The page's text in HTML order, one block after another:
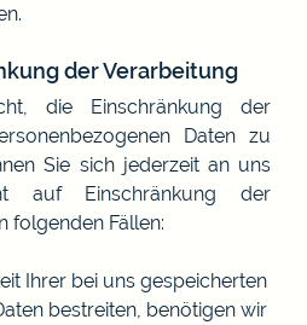
der Verarbeitung
die Einschränkung der
Daten zu
Sie sich jederzeit an uns
auf Einschränkung der
folgenden Fällen:
Ihrer bei uns gespeicherten
bestreiten, benötigen wir